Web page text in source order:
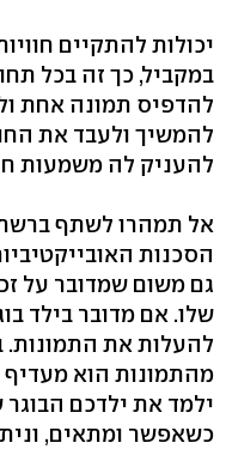
יכולות להתקיים
במקביל, כך זה בכל
להדפיס תמונה אחת
להמשיך ולעבד את
להעניק לה משמעות
אל תמהרו לשתף
הסכנות
גם משום שמדובר על
שלו. אם מדובר בילד
להעלות את התמונות.
מהתמונות הוא
ילמד את ילדכם
כשאפשר ומתאים,